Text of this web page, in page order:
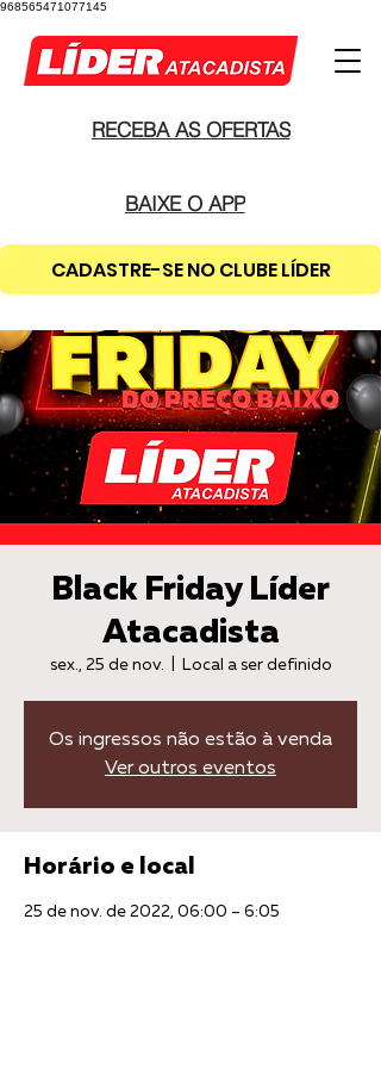
968565471077145
RECEBA AS OFERTAS
BAIXE O APP
CADASTRE-SE NO CLUBE LÍDER
Black Friday Líder
Atacadista
sex., 25 de nov. Local a ser definido
Os ingressos não estão à venda
Ver outros eventos
Horário e local
25 de nov. de 2022, 06:00 – 6:05